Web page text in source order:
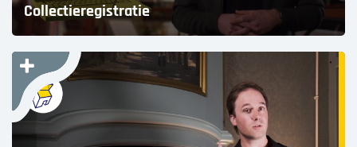
Collectieregistratie